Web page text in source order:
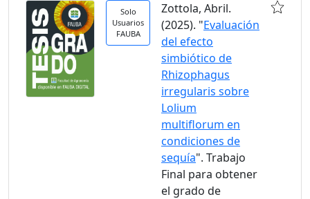
Solo
Usuarios
FAUBA
Zottola, Abril.
(2025). "Evaluación
del efecto
simbiótico de
Rhizophagus
irregularis sobre
Lolium
multiflorum en
condiciones de
sequía". Trabajo
Final para obtener
el grado de